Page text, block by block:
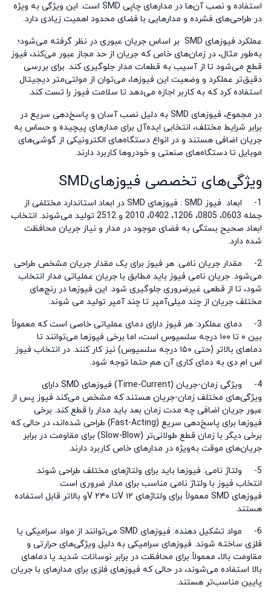
استفاده و نصب آن‌ها در مدارهای چاپی SMD است. این ویژگی به ویژه
در طراحی‌های فشرده و مدارهایی با فضای محدود اهمیت زیادی دارد.
عملکرد فیوزهای SMD بر اساس جریان عبوری در نظر گرفته می‌شود؛
به‌طور مثال، در زمان‌های خاص که جریان از حد مجاز عبور می‌کند، فیوز
قطع می‌شود تا از آسیب به قطعات مدار جلوگیری کند. برای بررسی
دقیق‌تر عملکرد و وضعیت این فیوزها، می‌توان از مولتی‌متر دیجیتال
استفاده کرد که به کاربر اجازه می‌دهد تا سلامت فیوز را تست کند.
در مجموع، فیوزهای SMD به دلیل نصب آسان و پاسخ‌دهی سریع در
برابر شرایط مختلف، انتخابی ایده‌آل برای مدارهای پیچیده و حساس به
جریان اضافی هستند و در انواع دستگاه‌های الکترونیکی از گوشی‌های
موبایل تا دستگاه‌های صنعتی و خودروها کاربرد دارند.
ویژگی‌های تخصصی فیوزهایSMD
1- ابعاد فیوز SMD : فیوزهای SMD در ابعاد استاندارد مختلفی از
جمله 0603، 0805، 1206، 0402، 2010 و 2512 تولید می‌شوند. انتخاب
ابعاد صحیح بستگی به فضای موجود در مدار و نیاز جریان محافظت
شده دارد.
2-
مقدار جریان نامی: هر فیوز برای یک مقدار جریان مشخص طراحی
می‌شود. جریان نامی فیوز باید مطابق با جریان عملیاتی مدار انتخاب
شود، تا از قطعی غیرضروری جلوگیری شود. این فیوزها در رنج‌های
مختلف جریان از چند میلی‌آمپر تا چند آمپر تولید می شوند.
3-
دمای عملکرد: هر فیوز دارای دمای عملیاتی خاصی است که معمولاً
بین ۰ تا ۱۰۰ درجه سلسیوس است، اما برخی فیوزها می‌توانند تا
دماهای بالاتر (حتی ۱۵۰ درجه سلسیوس) نیز کار کنند. در انتخاب فیوز
اس ام دی به دمای کاری آن هم حتما توجه شود.
4-
ویژگی زمان-جریان (Time-Current) فیوزهای SMD دارای
ویژگی‌های مختلف زمان-جریان هستند که مشخص می‌کند فیوز پس از
عبور جریان اضافی چه مدت زمان بعد باید مدار را قطع کند. برخی
فیوزها برای پاسخ‌دهی سریع (Fast-Acting) طراحی شده‌اند، در حالی که
برخی دیگر با زمان قطع طولانی‌تر (Slow-Blow) برای مقاومت در برابر
جریان‌های موقت به‌ویژه در مدارهای خاص کاربرد دارند.
5-
ولتاژ نامی: فیوزها باید برای ولتاژهای مختلف طراحی شوند.
انتخاب فیوز با ولتاژ نامی مناسب برای مدار ضروری است.
فیوزهای SMD معمولاً برای ولتاژهای ۱۲ Vتا ۲۴۰ Vو بالاتر قابل استفاده
هستند.
6-
مواد تشکیل دهنده: فیوزهای SMD می‌توانند از مواد سرامیکی یا
فلزی ساخته شوند. فیوزهای سرامیکی به دلیل ویژگی‌های حرارتی و
مقاومت بالا، معمولاً برای محافظت در برابر نوسانات شدید یا دماهای
بالا استفاده می‌شوند، در حالی که فیوزهای فلزی برای مدارهای با جریان
پایین مناسب‌تر هستند.